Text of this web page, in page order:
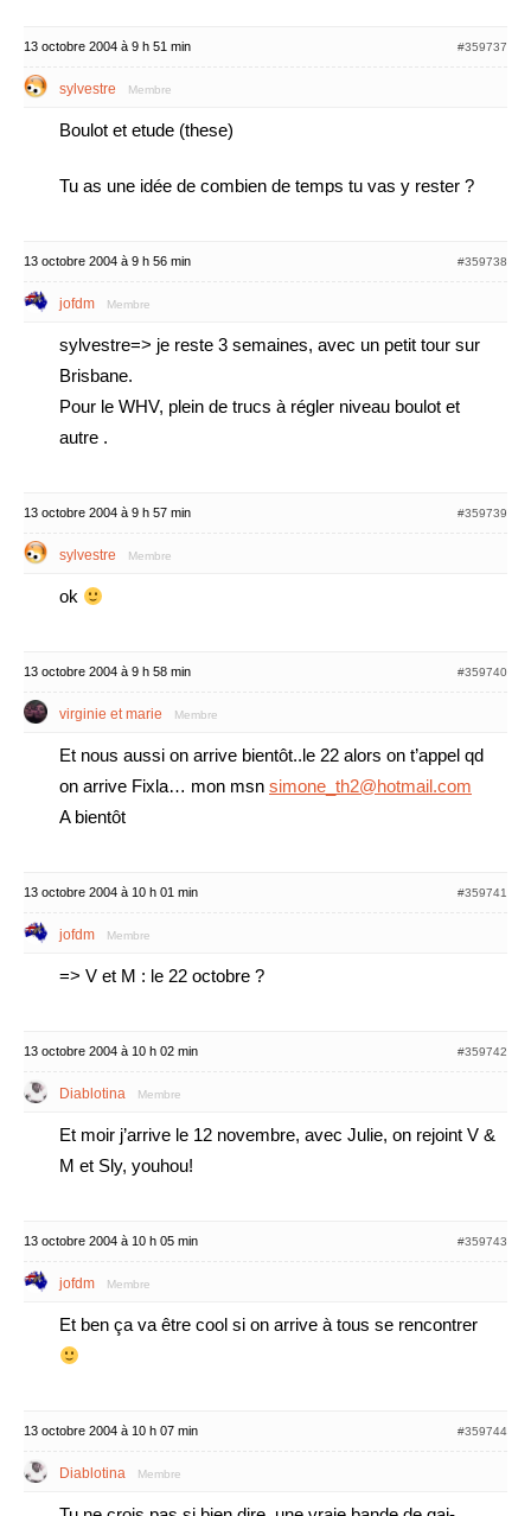
13 octobre 2004 à 9 h 51 min #359737
sylvestre Membre
Boulot et etude (these)
Tu as une idée de combien de temps tu vas y rester ?
13 octobre 2004 à 9 h 56 min #359738
jofdm Membre
sylvestre=> je reste 3 semaines, avec un petit tour sur
Brisbane.
Pour le WHV, plein de trucs à régler niveau boulot et
autre .
13 octobre 2004 à 9 h 57 min #359739
sylvestre Membre
ok
13 octobre 2004 à 9 h 58 min #359740
virginie et marie Membre
Et nous aussi on arrive bientôt..le 22 alors on t’appel qd
on arrive Fixla… mon msn simone_th2@hotmail.com
A bientôt
13 octobre 2004 à 10 h 01 min #359741
jofdm Membre
=> V et M : le 22 octobre ?
13 octobre 2004 à 10 h 02 min #359742
Diablotina Membre
Et moir j’arrive le 12 novembre, avec Julie, on rejoint V &
M et Sly, youhou!
13 octobre 2004 à 10 h 05 min #359743
jofdm Membre
Et ben ça va être cool si on arrive à tous se rencontrer
13 octobre 2004 à 10 h 07 min #359744
Diablotina Membre